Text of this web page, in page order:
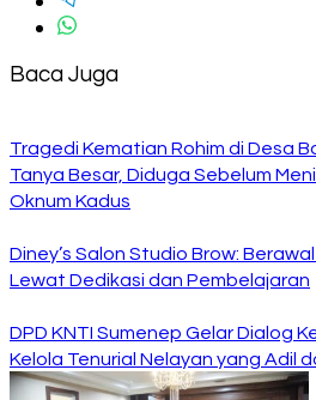
Baca Juga
Tragedi Kematian Rohim di Desa
Tanya Besar, Diduga Sebelum
Oknum Kadus
Diney’s Salon Studio Brow:
Lewat Dedikasi dan Pembelajaran
DPD KNTI Sumenep Gelar Dialog
Kelola Tenurial Nelayan yang Adil